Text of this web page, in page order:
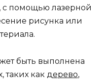
с помощью лазерной
рисунка или
быть выполнена
таких как дерево,